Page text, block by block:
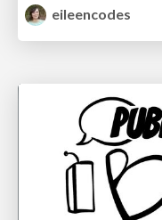
eileencodes